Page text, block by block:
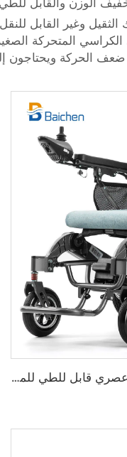
الوزن والقابل
وغير القابل
الكراسي المتحركة
ضعف الحركة ويحتاجون
جديدًا: كرسي متحرك كهربائي عصري قابل للطي للمعاقين BC-EA8000-UP